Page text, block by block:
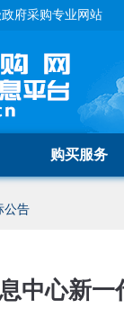
府采购专业网站
购买服务
公告
中心新